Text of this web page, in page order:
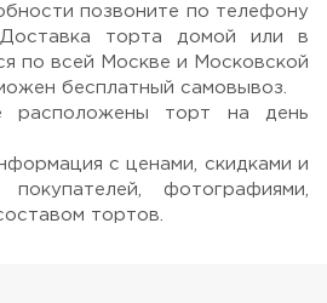
позвоните по телефону
торта домой или в
по всей Москве и Московской
бесплатный самовывоз.
расположены торт на день
с ценами, скидками и
фотографиями,
тортов.